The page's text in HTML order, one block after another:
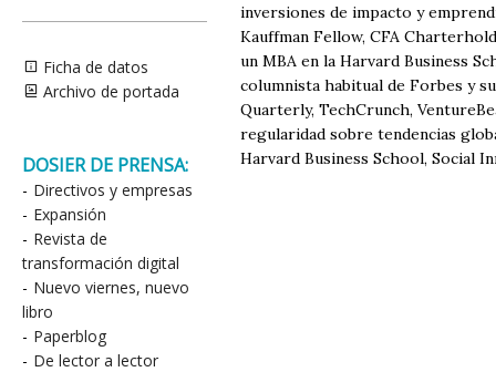
Ficha de datos
Archivo de portada
DOSIER DE PRENSA:
- Directivos y empresas
- Expansión
- Revista de
transformación digital
- Nuevo viernes, nuevo
libro
- Paperblog
- De lector a lector
inversiones de impacto y
Kauffman Fellow, CFA
un MBA en la Harvard Business
columnista habitual de Forbes y
Quarterly, TechCrunch,
regularidad sobre tendencias
Harvard Business School, Social